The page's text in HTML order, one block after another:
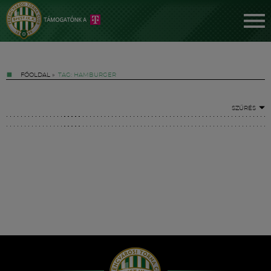
FŐOLDAL » TAG: HAMBURGER
SZŰRÉS
Hírek